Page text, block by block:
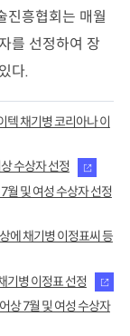
진흥협회는 매월
를 선정하여 장
다.
텍 채기병 코리아나 이
수상자 선정
월 및 여성 수상자 선정
에 채기병 이정표씨 등
기병 이정표 선정
상 7월 및 여성 수상자